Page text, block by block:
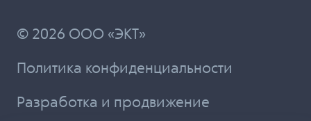
© 2026 ООО «ЭКТ»
Политика конфиденциальности
Разработка и продвижение